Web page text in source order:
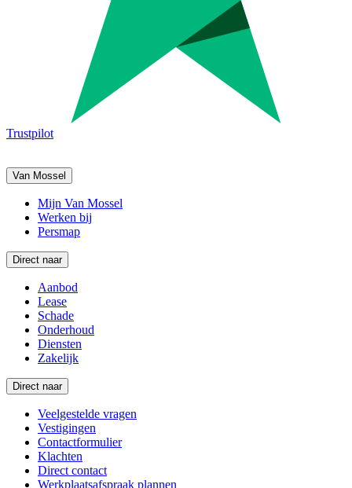
Trustpilot
Van Mossel
Mijn Van Mossel
Werken bij
Persmap
Direct naar
Aanbod
Lease
Schade
Onderhoud
Diensten
Zakelijk
Direct naar
Veelgestelde vragen
Vestigingen
Contactformulier
Klachten
Direct contact
Werkplaatsafspraak plannen